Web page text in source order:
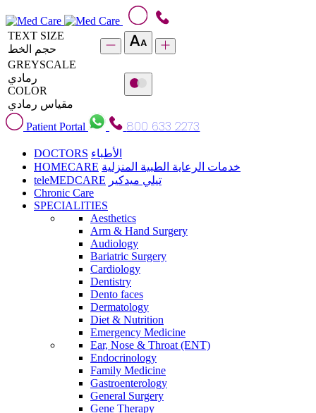
TEXT SIZE
حجم الخط
GREYSCALE
رمادي
COLOR
مقياس رمادي
Patient Portal
800 633 2273
DOCTORS الأطباء
HOMECARE خدمات الرعاية الطبية المنزلية
teleMEDCARE تيلي ميدكير
Chronic Care
SPECIALITIES
Aesthetics
Arm & Hand Surgery
Audiology
Bariatric Surgery
Cardiology
Dentistry
Dento faces
Dermatology
Diet & Nutrition
Emergency Medicine
Ear, Nose & Throat (ENT)
Endocrinology
Family Medicine
Gastroenterology
General Surgery
Gene Therapy